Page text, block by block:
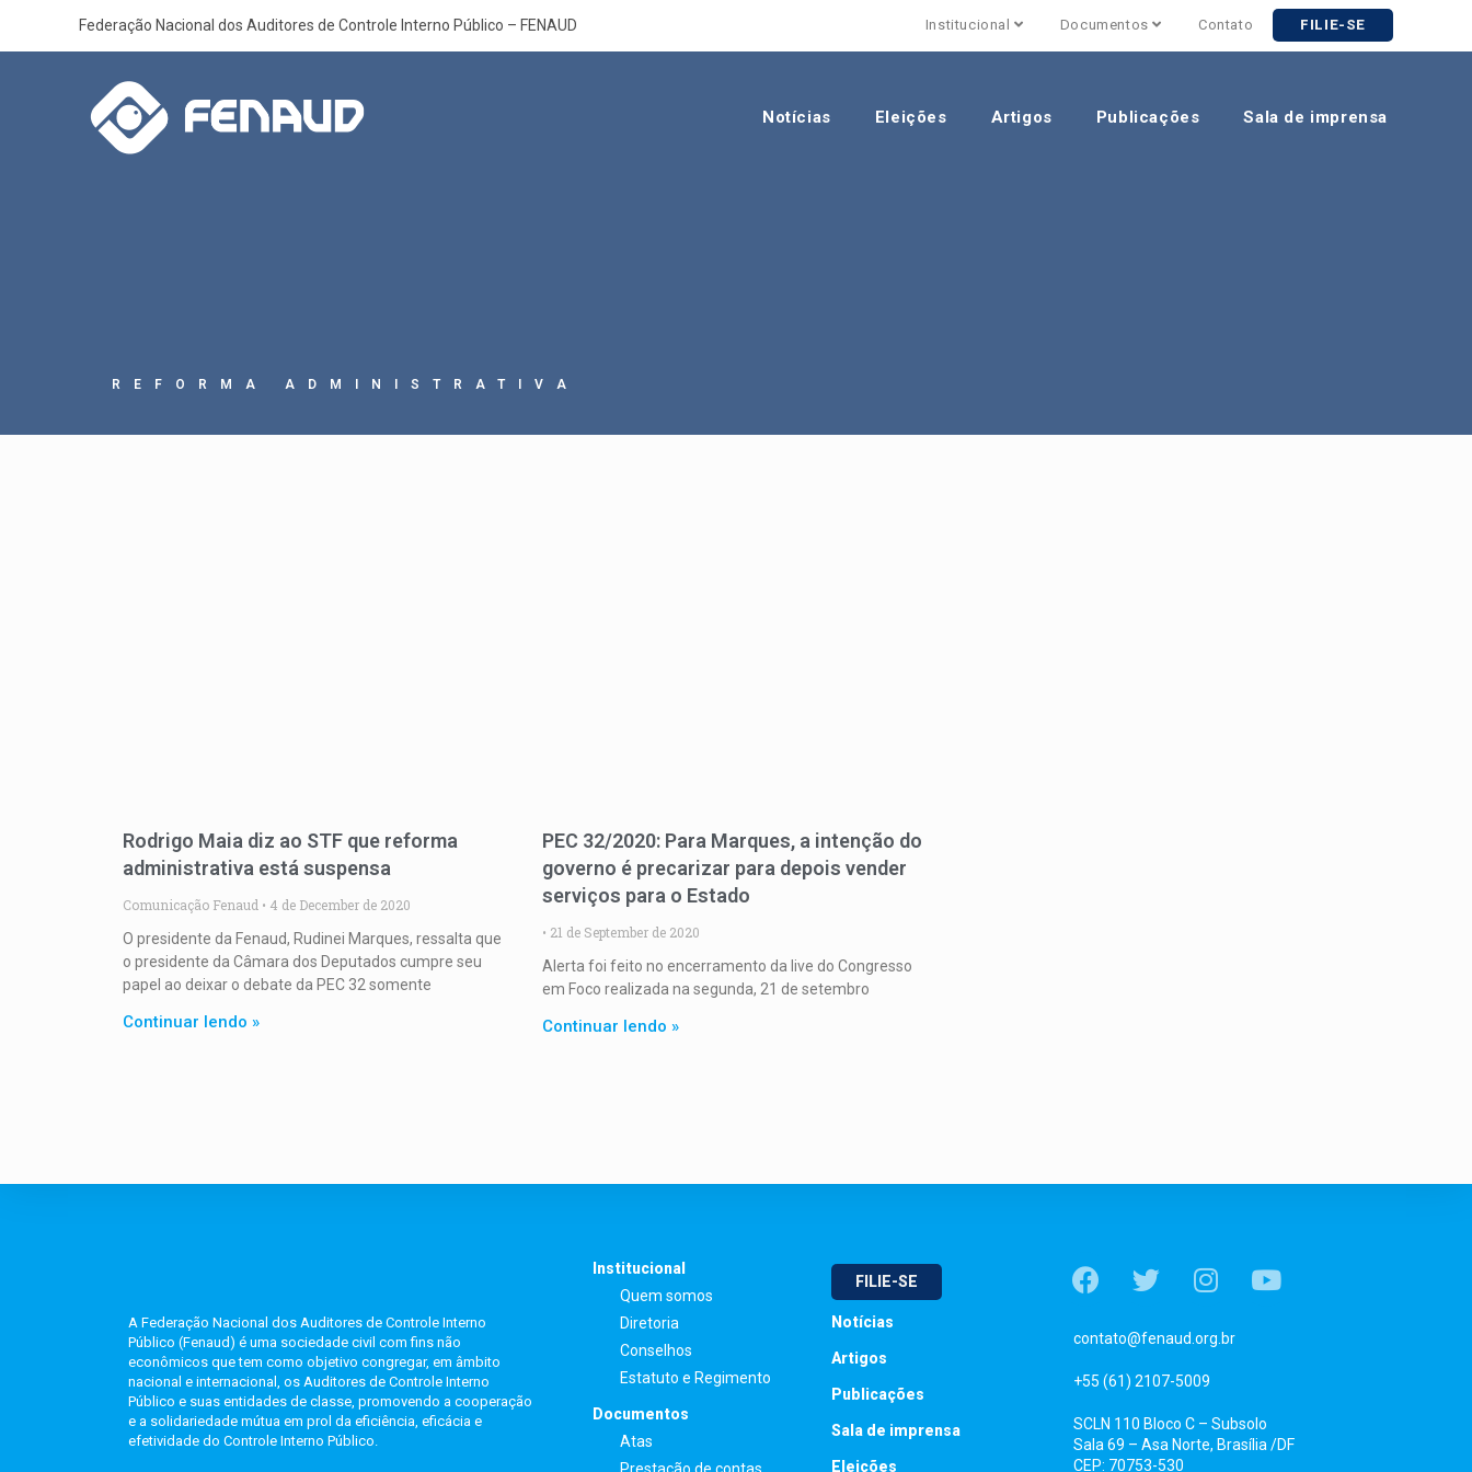
Federação Nacional dos Auditores de Controle Interno Público – FENAUD Institucional Documentos Contato FILIE-SE
Notícias Eleições Artigos Publicações Sala de imprensa
REFORMA ADMINISTRATIVA
Rodrigo Maia diz ao STF que reforma
administrativa está suspensa
Comunicação Fenaud
4 de December de 2020
O presidente da Fenaud, Rudinei Marques, ressalta que
o presidente da Câmara dos Deputados cumpre seu
papel ao deixar o debate da PEC 32 somente
Continuar lendo »
PEC 32/2020: Para Marques, a intenção do
governo é precarizar para depois vender
serviços para o Estado
21 de September de 2020
Alerta foi feito no encerramento da live do Congresso
em Foco realizada na segunda, 21 de setembro
Continuar lendo »
A Federação Nacional dos Auditores de Controle Interno
Público (Fenaud) é uma sociedade civil com fins não
econômicos que tem como objetivo congregar, em âmbito
nacional e internacional, os Auditores de Controle Interno
Público e suas entidades de classe, promovendo a cooperação
e a solidariedade mútua em prol da eficiência, eficácia e
efetividade do Controle Interno Público.
Institucional
Quem somos
Diretoria
Conselhos
Estatuto e Regimento
Documentos
Atas
FILIE-SE
Notícias
Artigos
Publicações
Sala de imprensa
Eleições
contato@fenaud.org.br
+55 (61) 2107-5009
SCLN 110 Bloco C – Subsolo
Sala 69 – Asa Norte, Brasília /DF
CEP: 70753-530